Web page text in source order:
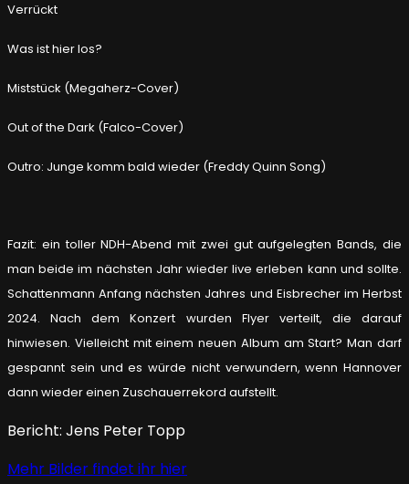
Verrückt
Was ist hier los?
Miststück (Megaherz-Cover)
Out of the Dark (Falco-Cover)
Outro: Junge komm bald wieder (Freddy Quinn Song)
Fazit: ein toller NDH-Abend mit zwei gut aufgelegten Bands, die
man beide im nächsten Jahr wieder live erleben kann und sollte.
Schattenmann Anfang nächsten Jahres und Eisbrecher im Herbst
2024. Nach dem Konzert wurden Flyer verteilt, die darauf
hinwiesen. Vielleicht mit einem neuen Album am Start? Man darf
gespannt sein und es würde nicht verwundern, wenn Hannover
dann wieder einen Zuschauerrekord aufstellt.
Bericht: Jens Peter Topp
Mehr Bilder findet ihr hier